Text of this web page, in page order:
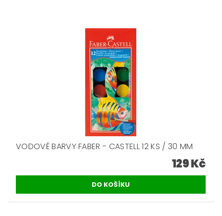
VODOVÉ BARVY FABER - CASTELL 12 KS / 30 MM
129 Kč